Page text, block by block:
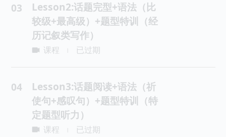
03
Lesson2:话题完型+语法（比
较级+最高级）+题型特训（经
历记叙类写作）
课程 已过期
04
Lesson3:话题阅读+语法（祈
使句+感叹句）+题型特训（特
定题型听力）
课程 已过期